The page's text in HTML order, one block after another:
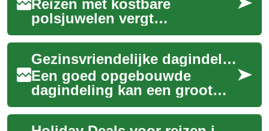
Reizen met kostbare
polsjuwelen vergt
zorgvuldige voorbereiding.
Dit artikel bespreekt
praktische
voorzorgsmaatregele...
Gezinsvriendelijke dagindelingen voor internationale reizen
Een goed opgebouwde
dagindeling kan een groot
verschil maken tijdens
internationale reizen met